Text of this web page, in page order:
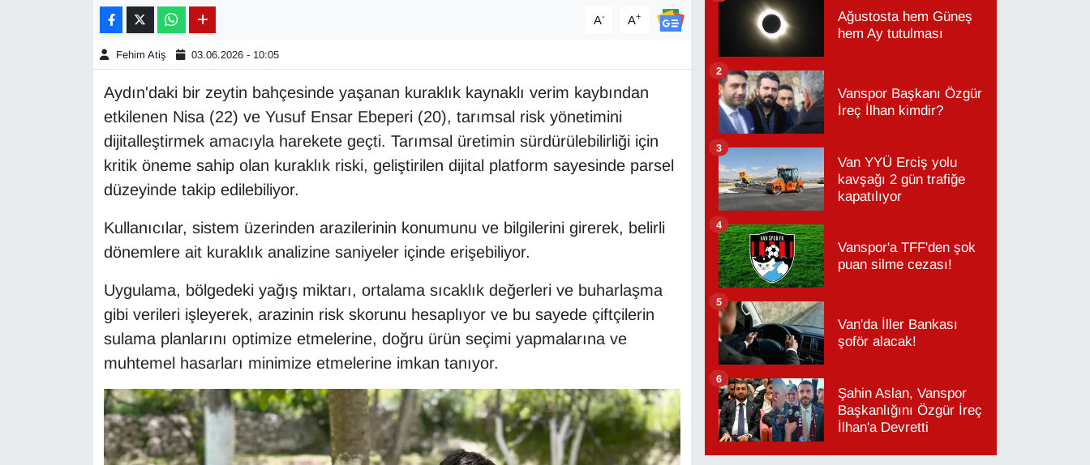
A- A+
Fehim Atiş 03.06.2026 - 10:05
Aydın'daki bir zeytin bahçesinde yaşanan kuraklık kaynaklı verim kaybından
etkilenen Nisa (22) ve Yusuf Ensar Ebeperi (20), tarımsal risk yönetimini
dijitalleştirmek amacıyla harekete geçti. Tarımsal üretimin sürdürülebilirliği için
kritik öneme sahip olan kuraklık riski, geliştirilen dijital platform sayesinde parsel
düzeyinde takip edilebiliyor.
Kullanıcılar, sistem üzerinden arazilerinin konumunu ve bilgilerini girerek, belirli
dönemlere ait kuraklık analizine saniyeler içinde erişebiliyor.
Uygulama, bölgedeki yağış miktarı, ortalama sıcaklık değerleri ve buharlaşma
gibi verileri işleyerek, arazinin risk skorunu hesaplıyor ve bu sayede çiftçilerin
sulama planlarını optimize etmelerine, doğru ürün seçimi yapmalarına ve
muhtemel hasarları minimize etmelerine imkan tanıyor.
Ağustosta hem Güneş
hem Ay tutulması
Vanspor Başkanı Özgür
İreç İlhan kimdir?
2
Van YYÜ Erciş yolu
kavşağı 2 gün trafiğe
kapatılıyor
3
Vanspor'a TFF'den şok
puan silme cezası!
4
Van'da İller Bankası
şoför alacak!
5
Şahin Aslan, Vanspor
Başkanlığını Özgür İreç
İlhan'a Devretti
6
Gündem
HABERDE İNSAN
Kamu Alımları
Kim Kimdir?
Kültür & Sanat
MAGAZİN